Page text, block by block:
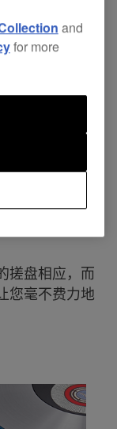
搓盘相应，而
您毫不费力地
and
for more